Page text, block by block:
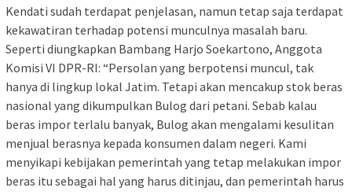
Kendati sudah terdapat penjelasan, namun tetap saja terdapat
kekawatiran terhadap potensi munculnya masalah baru.
Seperti diungkapkan Bambang Harjo Soekartono, Anggota
Komisi VI DPR-RI: “Persolan yang berpotensi muncul, tak
hanya di lingkup lokal Jatim. Tetapi akan mencakup stok beras
nasional yang dikumpulkan Bulog dari petani. Sebab kalau
beras impor terlalu banyak, Bulog akan mengalami kesulitan
menjual berasnya kepada konsumen dalam negeri. Kami
menyikapi kebijakan pemerintah yang tetap melakukan impor
beras itu sebagai hal yang harus ditinjau, dan pemerintah harus